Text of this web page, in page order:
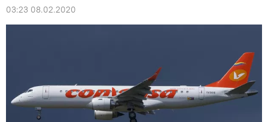
03:23 08.02.2020